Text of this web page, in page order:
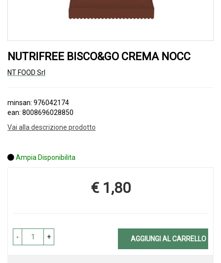
NUTRIFREE BISCO&GO CREMA NOCC
NT FOOD Srl
minsan: 976042174
ean: 8008696028850
Vai alla descrizione prodotto
Ampia Disponibilita
Prezzo
€ 1,80
- + AGGIUNGI AL CARRELLO